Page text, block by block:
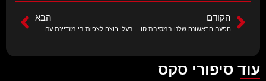
הקודם הבא
עוד סיפורי סקס